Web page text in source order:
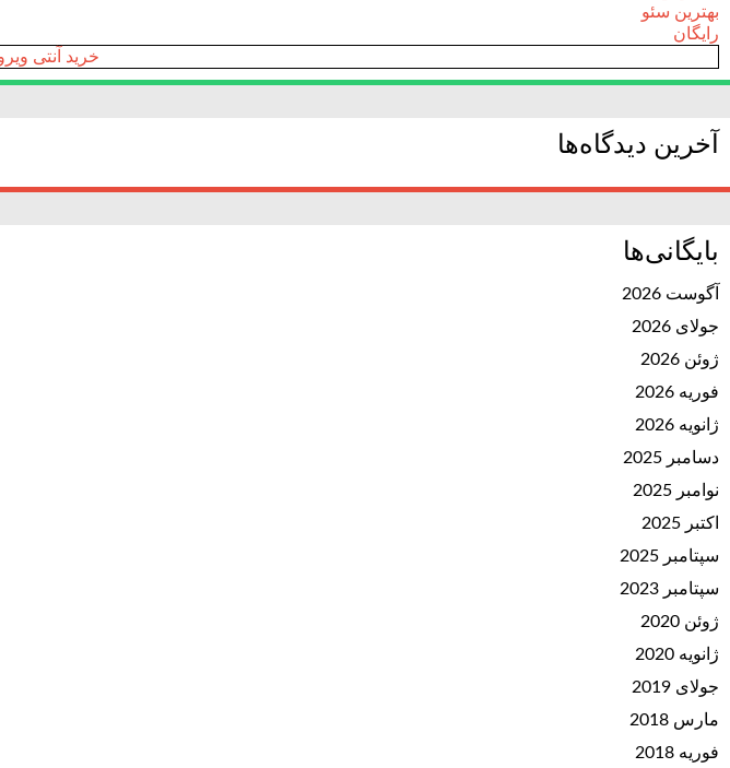
بهترین سئو
رایگان
خرید آنتی
آخرین دیدگاه‌ها
بایگانی‌ها
آگوست 2026
جولای 2026
ژوئن 2026
فوریه 2026
ژانویه 2026
دسامبر 2025
نوامبر 2025
اکتبر 2025
سپتامبر 2025
سپتامبر 2023
ژوئن 2020
ژانویه 2020
جولای 2019
مارس 2018
فوریه 2018